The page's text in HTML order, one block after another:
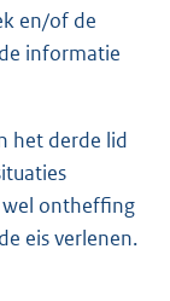
en/of de
informatie
het derde lid
wel ontheffing
eis verlenen.